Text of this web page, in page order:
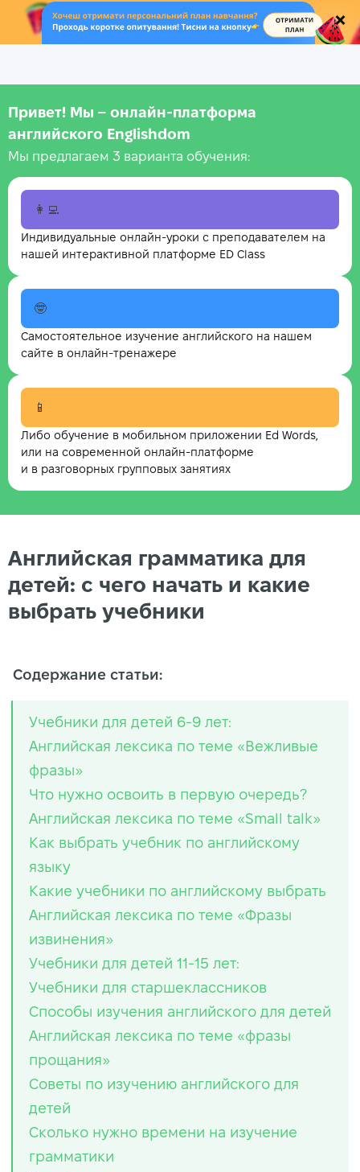
.
Привет! Мы – онлайн‑платформа
английского Englishdom
Мы предлагаем 3 варианта обучения:
👩‍💻
Индивидуальные онлайн-уроки с преподавателем на
нашей интерактивной платформе ED Class
🤓
Самостоятельное изучение английского на нашем
сайте в онлайн-тренажере
📱
Либо обучение в мобильном приложении Ed Words,
или на современной онлайн-платформе
и в разговорных групповых занятиях
Английская грамматика для
детей: с чего начать и какие
выбрать учебники
Содержание статьи:
Учебники для детей 6-9 лет:
Английская лексика по теме «Вежливые
фразы»
Что нужно освоить в первую очередь?
Английская лексика по теме «Small talk»
Как выбрать учебник по английскому
языку
Какие учебники по английскому выбрать
Английская лексика по теме «Фразы
извинения»
Учебники для детей 11-15 лет:
Учебники для старшеклассников
Способы изучения английского для детей
Английская лексика по теме «фразы
прощания»
Советы по изучению английского для
детей
Сколько нужно времени на изучение
грамматики